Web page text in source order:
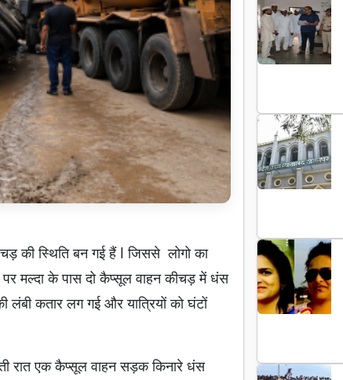
की स्थिति बन गई हैं l जिससे लोगो का
पर मल्दा के पास दो कैप्सूल वाहन कीचड़ में धंस
कतार लग गई और यात्रियों को घंटों
रात एक कैप्सूल वाहन सड़क किनारे धंस